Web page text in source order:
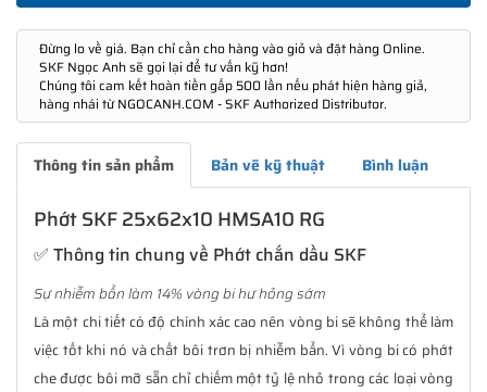
Đừng lo về giá. Bạn chỉ cần cho hàng vào giỏ và đặt hàng Online.
SKF Ngọc Anh sẽ gọi lại để tư vấn kỹ hơn!
Chúng tôi cam kết hoàn tiền gấp 500 lần nếu phát hiện hàng giả,
hàng nhái từ NGOCANH.COM - SKF Authorized Distributor.
Thông tin sản phẩm Bản vẽ kỹ thuật Bình luận
Phớt SKF 25x62x10 HMSA10 RG
✅ Thông tin chung về Phớt chắn dầu SKF
Sự nhiễm bẩn làm 14% vòng bi hư hỏng sớm
Là một chi tiết có độ chính xác cao nên vòng bi sẽ không thể làm
việc tốt khi nó và chất bôi trơn bị nhiễm bẩn. Vì vòng bi có phớt
che được bôi mỡ sẵn chỉ chiếm một tỷ lệ nhỏ trong các loại vòng